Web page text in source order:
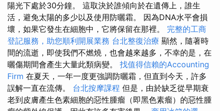
陽光下處於30分鐘。 這取決於誰傾向於在遺傳上，誰生
活，避免太陽的多少以及使用防曬霜。 因為DNA水平會損
壞，如果它發生在細胞中，它將保留在那裡。 完整的工商
登記服務，助您順利開展業務 台北整復治療 顯然，隨著時
間的流逝，即使我們不燃燒，也會越來越多，不幸的是，在
曬傷期間會產生大量此類病變。 找值得信賴的Accounting
Firm 在夏天，一年一度更強調防曬霜，但直到今天，許多
誤解一直在流傳。 台北按摩課程 但是，由於缺乏從早期衰
老到皮膚產生色素細胞的惡性腫瘤（即黑色素瘤）的惡性腫